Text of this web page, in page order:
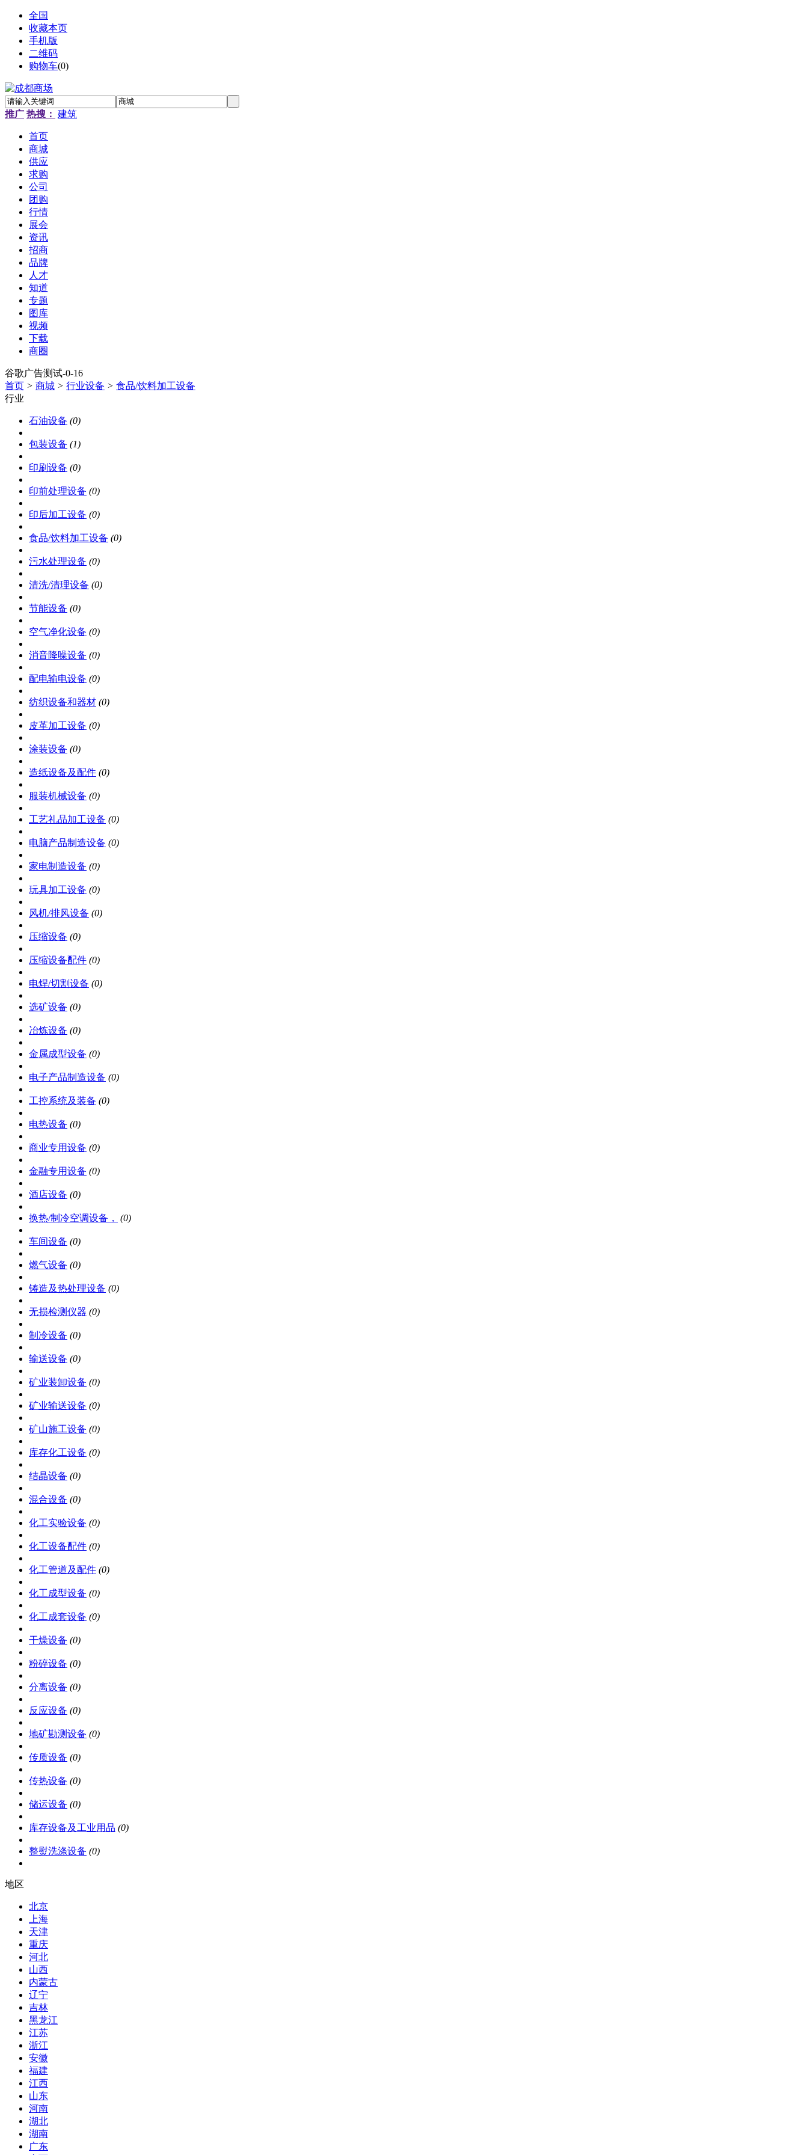
全国
收藏本页
手机版
二维码
购物车(0)
推广 热搜： 建筑
首页
商城
供应
求购
公司
团购
行情
展会
资讯
招商
品牌
人才
知道
专题
图库
视频
下载
商圈
谷歌广告测试-0-16
首页 > 商城 > 行业设备 > 食品/饮料加工设备
行业
石油设备 (0)
包装设备 (1)
印刷设备 (0)
印前处理设备 (0)
印后加工设备 (0)
食品/饮料加工设备 (0)
污水处理设备 (0)
清洗/清理设备 (0)
节能设备 (0)
空气净化设备 (0)
消音降噪设备 (0)
配电输电设备 (0)
纺织设备和器材 (0)
皮革加工设备 (0)
涂装设备 (0)
造纸设备及配件 (0)
服装机械设备 (0)
工艺礼品加工设备 (0)
电脑产品制造设备 (0)
家电制造设备 (0)
玩具加工设备 (0)
风机/排风设备 (0)
压缩设备 (0)
压缩设备配件 (0)
电焊/切割设备 (0)
选矿设备 (0)
冶炼设备 (0)
金属成型设备 (0)
电子产品制造设备 (0)
工控系统及装备 (0)
电热设备 (0)
商业专用设备 (0)
金融专用设备 (0)
酒店设备 (0)
换热/制冷空调设备， (0)
车间设备 (0)
燃气设备 (0)
铸造及热处理设备 (0)
无损检测仪器 (0)
制冷设备 (0)
输送设备 (0)
矿业装卸设备 (0)
矿业输送设备 (0)
矿山施工设备 (0)
库存化工设备 (0)
结晶设备 (0)
混合设备 (0)
化工实验设备 (0)
化工设备配件 (0)
化工管道及配件 (0)
化工成型设备 (0)
化工成套设备 (0)
干燥设备 (0)
粉碎设备 (0)
分离设备 (0)
反应设备 (0)
地矿勘测设备 (0)
传质设备 (0)
传热设备 (0)
储运设备 (0)
库存设备及工业用品 (0)
整熨洗涤设备 (0)
地区
北京
上海
天津
重庆
河北
山西
内蒙古
辽宁
吉林
黑龙江
江苏
浙江
安徽
福建
江西
山东
河南
湖北
湖南
广东